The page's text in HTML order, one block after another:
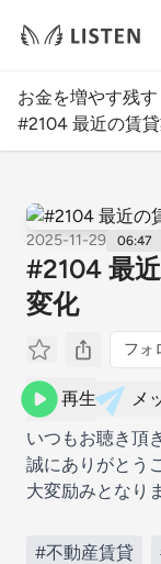
お金を増やす残す
#2104 最近の賃
2025-11-29 06:47
#2104 最
変化
フォ
再生
メ
いつもお聴き頂
誠にありがとう
大変励みとなり
#不動産賃貸